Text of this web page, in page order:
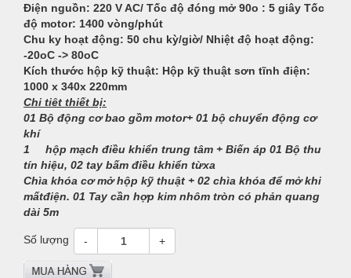
Điện nguồn: 220 V AC/ Tốc độ đóng mở 90o : 5 giây Tốc
độ motor: 1400 vòng/phút
Chu ky hoạt động: 50 chu kỳ/giờ/ Nhiệt độ hoạt động:
-20oC -> 80oC
Kích thước hộp kỹ thuật: Hộp kỹ thuật sơn tĩnh điện:
1000 x 340x 220mm
Chi tiêt thiết bị:
01 Bộ động cơ bao gồm motor+ 01 bộ chuyển động cơ
khí
1 hộp mạch điều khiển trung tâm + Biến áp 01 Bộ thu
tín hiệu, 02 tay bấm điều khiển từxa
Chìa khóa cơ mở hộp kỹ thuật + 02 chìa khóa để mở khi
mấtđiện. 01 Tay cần hợp kim nhôm tròn có phản quang
dài 5m
Số lượng - +